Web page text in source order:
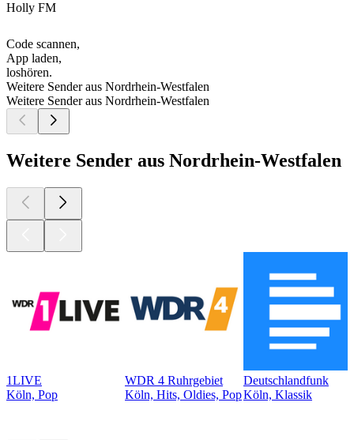
Holly FM
Code scannen,
App laden,
loshören.
Weitere Sender aus Nordrhein-Westfalen
Weitere Sender aus Nordrhein-Westfalen
Weitere Sender aus Nordrhein-Westfalen
1LIVE
Köln, Pop
WDR 4 Ruhrgebiet
Köln, Hits, Oldies, Pop
Deutschlandfunk
Köln, Klassik